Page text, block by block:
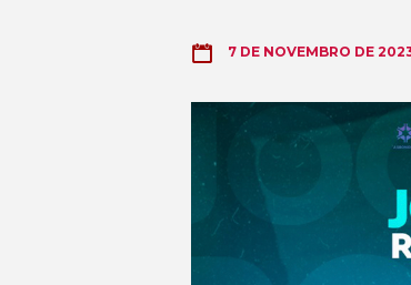
7 DE NOVEMBRO DE